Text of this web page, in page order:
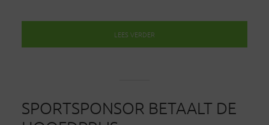
LEES VERDER
SPORTSPONSOR BETAALT DE